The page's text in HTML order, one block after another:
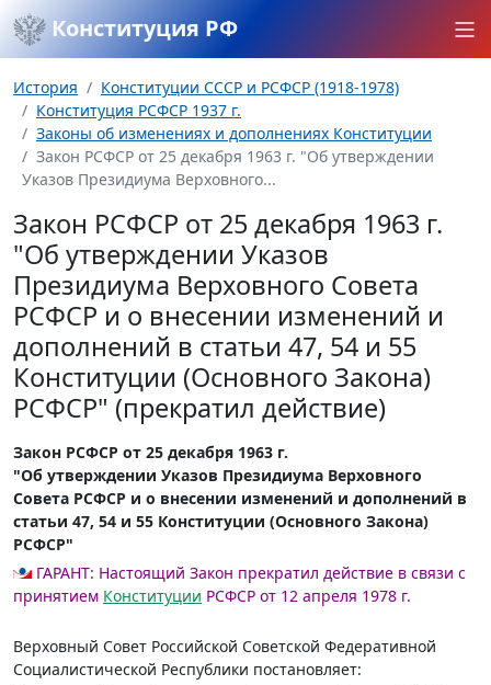
Конституция РФ
История
Конституции СССР и РСФСР (1918-1978)
Конституция РСФСР 1937 г.
Законы об изменениях и дополнениях Конституции
Закон РСФСР от 25 декабря 1963 г. "Об утверждении
Указов Президиума Верховного...
Закон РСФСР от 25 декабря 1963 г.
"Об утверждении Указов
Президиума Верховного Совета
РСФСР и о внесении изменений и
дополнений в статьи 47, 54 и 55
Конституции (Основного Закона)
РСФСР" (прекратил действие)
Закон РСФСР от 25 декабря 1963 г.
"Об утверждении Указов Президиума Верховного
Совета РСФСР и о внесении изменений и дополнений в
статьи 47, 54 и 55 Конституции (Основного Закона)
РСФСР"
ГАРАНТ: Настоящий Закон прекратил действие в связи с
принятием Конституции РСФСР от 12 апреля 1978 г.
Верховный Совет Российской Советской Федеративной
Социалистической Республики постановляет: